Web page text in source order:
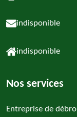
indisponible
indisponible
Nos services
Entreprise de